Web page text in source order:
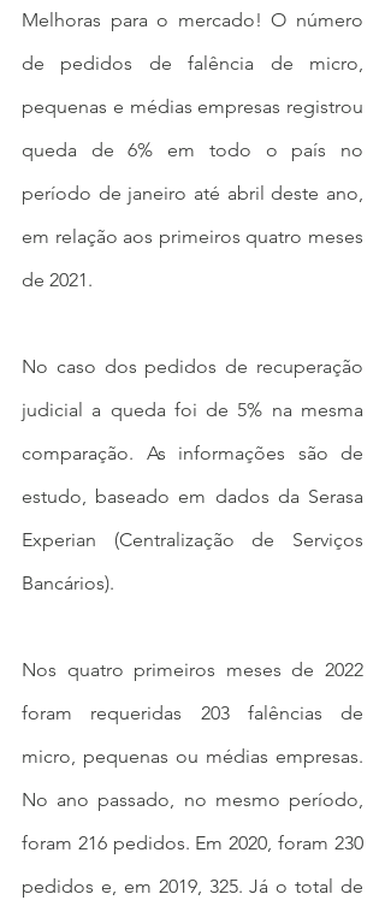
Melhoras para o mercado! O número
de pedidos de falência de micro,
pequenas e médias empresas registrou
queda de 6% em todo o país no
período de janeiro até abril deste ano,
em relação aos primeiros quatro meses
de 2021.
No caso dos pedidos de recuperação
judicial a queda foi de 5% na mesma
comparação. As informações são de
estudo, baseado em dados da Serasa
Experian (Centralização de Serviços
Bancários).
Nos quatro primeiros meses de 2022
foram requeridas 203 falências de
micro, pequenas ou médias empresas.
No ano passado, no mesmo período,
foram 216 pedidos. Em 2020, foram 230
pedidos e, em 2019, 325. Já o total de